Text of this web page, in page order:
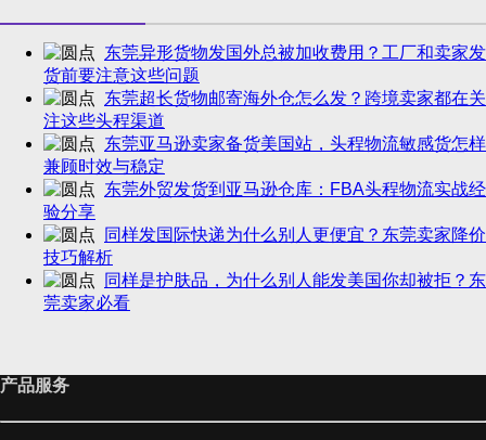
东莞异形货物发国外总被加收费用？工厂和卖家发
货前要注意这些问题
东莞超长货物邮寄海外仓怎么发？跨境卖家都在关
注这些头程渠道
东莞亚马逊卖家备货美国站，头程物流敏感货怎样
兼顾时效与稳定
东莞外贸发货到亚马逊仓库：FBA头程物流实战经
验分享
同样发国际快递为什么别人更便宜？东莞卖家降价
技巧解析
同样是护肤品，为什么别人能发美国你却被拒？东
莞卖家必看
产品服务